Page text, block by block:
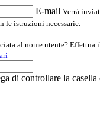
E-mail Verrà
le istruzioni necessarie.
al nome utente? Effettua
di controllare la casella